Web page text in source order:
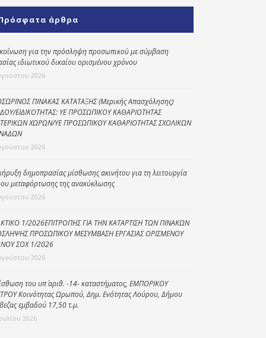
Κοινωνικό
παντοπωλείο
Kοινωνικό
φαρμακείο
Κέντρο Ημερήσιας
Φροντίδας
Ηλικιωμένων
(Κ.Η.Φ.Η.) Πρέβεζας
άρθρα
για την πρόσληψη προσωπικού με σύμβαση
ιδιωτικού δικαίου ορισμένου χρόνου
2026
ΠΙΝΑΚΑΣ ΚΑΤΑΤΑΞΗΣ (Μερικής Απασχόλησης)
ΕΙΔΙΚΟΤΗΤΑΣ: ΥΕ ΠΡΟΣΩΠΙΚΟΥ ΚΑΘΑΡΙΟΤΗΤΑΣ
ΧΩΡΩΝ/ΥΕ ΠΡΟΣΩΠΙΚΟΥ ΚΑΘΑΡΙΟΤΗΤΑΣ ΣΧΟΛΙΚΩΝ
2026
δημοπρασίας μίσθωσης ακινήτου για τη λειτουργία
μεταφόρτωσης της ανακύκλωσης
2026
1/2026ΕΠΙΤΡΟΠΗΣ ΓΙΑ ΤΗΝ ΚΑΤΑΡΤΙΣΗ ΤΩΝ ΠΙΝΑΚΩΝ
ΠΡΟΣΩΠΙΚΟΥ ΜΕΣΥΜΒΑΣΗ ΕΡΓΑΣΙΑΣ ΟΡΙΣΜΕΝΟΥ
ΣΟΧ 1/2026
2026
του υπ΄ αριθ. -14- καταστήματος, ΕΜΠΟΡΙΚΟΥ
Κοινότητας Ωρωπού, Δημ. Ενότητας Λούρου, Δήμου
εμβαδού 17,50 τ.μ.
2026